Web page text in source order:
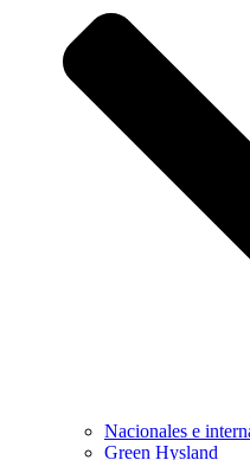
Nacionales e
Green Hysland